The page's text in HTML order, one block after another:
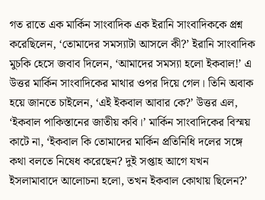
গত রাতে এক মার্কিন সাংবাদিক এক ইরানি সাংবাদিককে প্রশ্ন
করেছিলেন, ‘তোমাদের সমস্যাটা আসলে কী?’ ইরানি সাংবাদিক
মুচকি হেসে জবাব দিলেন, ‘আমাদের সমস্যা হলো ইকবাল!’ এ
উত্তর মার্কিন সাংবাদিকের মাথার ওপর দিয়ে গেল। তিনি অবাক
হয়ে জানতে চাইলেন, ‘এই ইকবাল আবার কে?’ উত্তর এল,
‘ইকবাল পাকিস্তানের জাতীয় কবি।’ মার্কিন সাংবাদিকের বিস্ময়
কাটে না, ‘ইকবাল কি তোমাদের মার্কিন প্রতিনিধি দলের সঙ্গে
কথা বলতে নিষেধ করেছেন? দুই সপ্তাহ আগে যখন
ইসলামাবাদে আলোচনা হলো, তখন ইকবাল কোথায় ছিলেন?’